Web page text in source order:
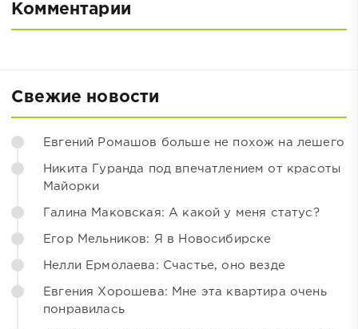
Комментарии
Свежие новости
Евгений Ромашов больше не похож на лешего
Никита Гуранда под впечатлением от красоты
Майорки
Галина Маковская: А какой у меня статус?
Егор Мельников: Я в Новосибирске
Нелли Ермолаева: Счастье, оно везде
Евгения Хорошева: Мне эта квартира очень
понравилась